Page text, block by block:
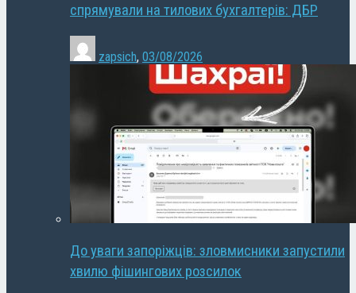
спрямували на тилових бухгалтерів: ДБР
zapsich, 03/08/2026
До уваги запоріжців: зловмисники запустили
хвилю фішингових розсилок